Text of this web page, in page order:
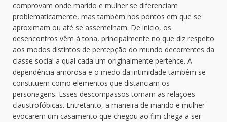
comprovam onde marido e mulher se diferenciam
problematicamente, mas também nos pontos em que se
aproximam ou até se assemelham. De início, os
desencontros vêm à tona, principalmente no que diz respeito
aos modos distintos de percepção do mundo decorrentes da
classe social a qual cada um originalmente pertence. A
dependência amorosa e o medo da intimidade também se
constituem como elementos que distanciam os
personagens. Esses descompassos tornam as relações
claustrofóbicas. Entretanto, a maneira de marido e mulher
evocarem um casamento que chegou ao fim chega a ser